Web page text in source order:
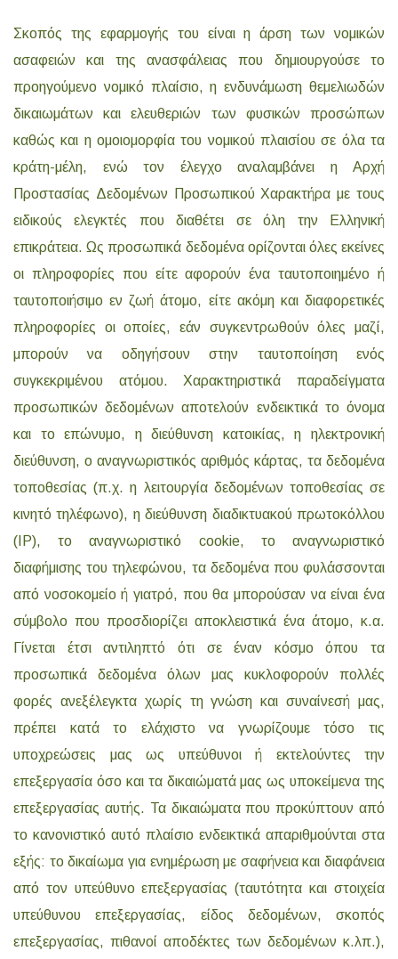
Σκοπός της εφαρμογής του είναι η άρση των νομικών
ασαφειών και της ανασφάλειας που δημιουργούσε το
προηγούμενο νομικό πλαίσιο, η ενδυνάμωση θεμελιωδών
δικαιωμάτων και ελευθεριών των φυσικών προσώπων
καθώς και η ομοιομορφία του νομικού πλαισίου σε όλα τα
κράτη-μέλη, ενώ τον έλεγχο αναλαμβάνει η Αρχή
Προστασίας Δεδομένων Προσωπικού Χαρακτήρα με τους
ειδικούς ελεγκτές που διαθέτει σε όλη την Ελληνική
επικράτεια. Ως προσωπικά δεδομένα ορίζονται όλες εκείνες
οι πληροφορίες που είτε αφορούν ένα ταυτοποιημένο ή
ταυτοποιήσιμο εν ζωή άτομο, είτε ακόμη και διαφορετικές
πληροφορίες οι οποίες, εάν συγκεντρωθούν όλες μαζί,
μπορούν να οδηγήσουν στην ταυτοποίηση ενός
συγκεκριμένου ατόμου. Χαρακτηριστικά παραδείγματα
προσωπικών δεδομένων αποτελούν ενδεικτικά το όνομα
και το επώνυμο, η διεύθυνση κατοικίας, η ηλεκτρονική
διεύθυνση, ο αναγνωριστικός αριθμός κάρτας, τα δεδομένα
τοποθεσίας (π.χ. η λειτουργία δεδομένων τοποθεσίας σε
κινητό τηλέφωνο), η διεύθυνση διαδικτυακού πρωτοκόλλου
(IP), το αναγνωριστικό cookie, το αναγνωριστικό
διαφήμισης του τηλεφώνου, τα δεδομένα που φυλάσσονται
από νοσοκομείο ή γιατρό, που θα μπορούσαν να είναι ένα
σύμβολο που προσδιορίζει αποκλειστικά ένα άτομο, κ.α.
Γίνεται έτσι αντιληπτό ότι σε έναν κόσμο όπου τα
προσωπικά δεδομένα όλων μας κυκλοφορούν πολλές
φορές ανεξέλεγκτα χωρίς τη γνώση και συναίνεσή μας,
πρέπει κατά το ελάχιστο να γνωρίζουμε τόσο τις
υποχρεώσεις μας ως υπεύθυνοι ή εκτελούντες την
επεξεργασία όσο και τα δικαιώματά μας ως υποκείμενα της
επεξεργασίας αυτής. Τα δικαιώματα που προκύπτουν από
το κανονιστικό αυτό πλαίσιο ενδεικτικά απαριθμούνται στα
εξής: το δικαίωμα για ενημέρωση με σαφήνεια και διαφάνεια
από τον υπεύθυνο επεξεργασίας (ταυτότητα και στοιχεία
υπεύθυνου επεξεργασίας, είδος δεδομένων, σκοπός
επεξεργασίας, πιθανοί αποδέκτες των δεδομένων κ.λπ.),